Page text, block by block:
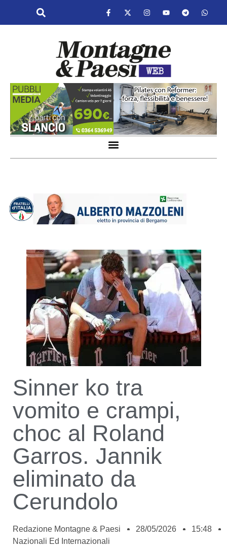
Sinner ko tra
vomito e crampi,
choc al Roland
Garros. Jannik
eliminato da
Cerundolo
Redazione Montagne & Paesi 28/05/2026
15:48
Nazionali Ed Internazionali